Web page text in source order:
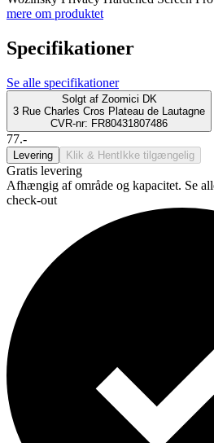
mere om produktet
Specifikationer
Se alle specifikationer
Solgt af Zoomici DK
3 Rue Charles Cros Plateau de Lautagne
CVR-nr: FR80431807486
77.-
Levering Klik & Hent Ikke tilgængelig
Gratis levering
Afhængig af område og kapacitet. Se
check-out